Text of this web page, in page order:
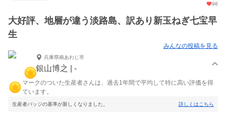
96
大好評、地層が違う淡路島、訳あり新玉ねぎ七宝早
生
みんなの投稿を見る
兵庫県南あわじ市
銀山博之 | -
マークのついた生産者さんは、過去1年間で平均して特に高い評価を得
ています。
生産者バッジの基準が新しくなりました。 詳しくはこちら